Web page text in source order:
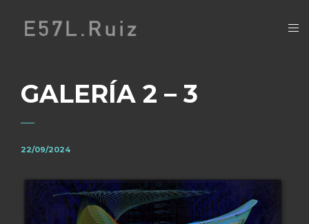
GALERÍA 2 – 3
22/09/2024